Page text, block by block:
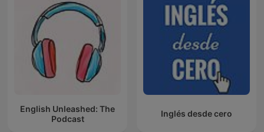
English Unleashed: The
Podcast
Inglés desde cero